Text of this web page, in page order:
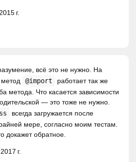
г.
всё это не нужно. На
@import
работает так же
метода. Что касается зависимости
— это тоже не нужно.
всегда загружается после
мере, согласно моим тестам.
докажет обратное.
г.